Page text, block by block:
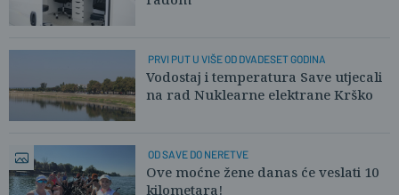
PRVI PUT U VIŠE OD DVADESET GODINA
Vodostaj i temperatura Save utjecali
na rad Nuklearne elektrane Krško
OD SAVE DO NERETVE
Ove moćne žene danas će veslati 10
kilometara!